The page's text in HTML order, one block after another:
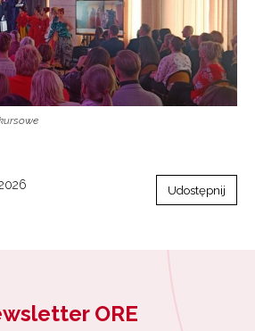
Udostępnij
ORE
przetwarzanie moich danych